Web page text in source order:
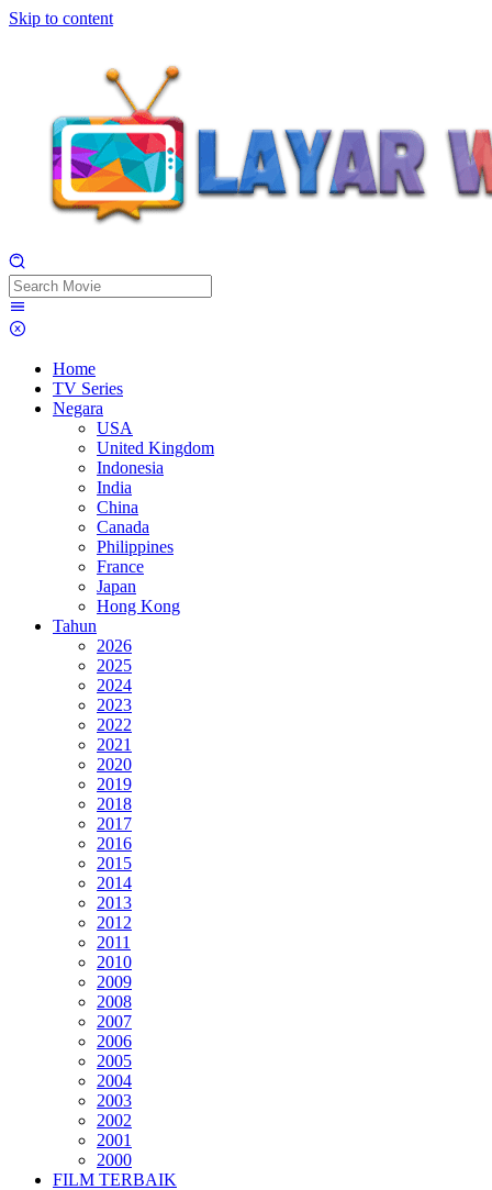
Skip to content
Home
TV Series
Negara
USA
United Kingdom
Indonesia
India
China
Canada
Philippines
France
Japan
Hong Kong
Tahun
2026
2025
2024
2023
2022
2021
2020
2019
2018
2017
2016
2015
2014
2013
2012
2011
2010
2009
2008
2007
2006
2005
2004
2003
2002
2001
2000
FILM TERBAIK